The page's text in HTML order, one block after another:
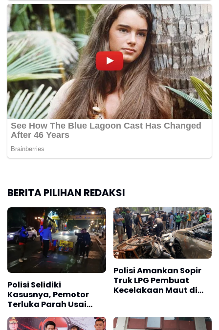
BERITA PILIHAN REDAKSI
Polisi Selidiki
Kasusnya, Pemotor
Terluka Parah Usai
Tabrak Water Barrier
Proyek Galian
Polisi Amankan Sopir
Truk LPG Pembuat
Kecelakaan Maut di